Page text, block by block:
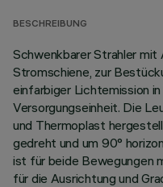
BESCHREIBUNG
Schwenkbarer Strahler
Stromschiene, zur
einfarbiger Lichtemission
Versorgungseinheit. Die
und Thermoplast
gedreht und um 90°
ist für beide Bewegungen
für die Ausrichtung und